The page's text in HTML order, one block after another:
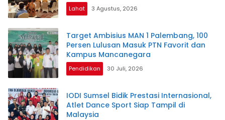
Lahat 3 Agustus, 2026
Target Ambisius MAN 1 Palembang, 100
Persen Lulusan Masuk PTN Favorit dan
Kampus Mancanegara
Pendidikan 30 Juli, 2026
IODI Sumsel Bidik Prestasi Internasional,
Atlet Dance Sport Siap Tampil di
Malaysia